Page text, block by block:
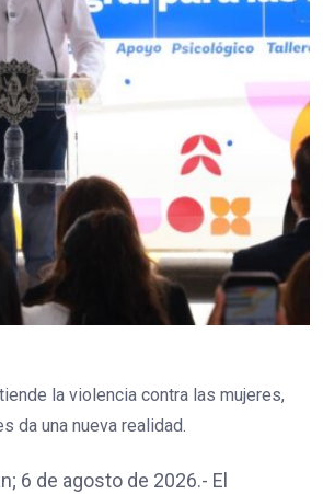
la violencia contra las mujeres,
da una nueva realidad.
6 de agosto de 2026.- El